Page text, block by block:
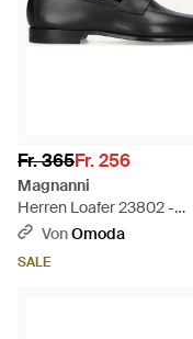
Fr. 365Fr. 256
Magnanni
Herren Loafer 23802 -
Schwarz
VonOmoda
SALE